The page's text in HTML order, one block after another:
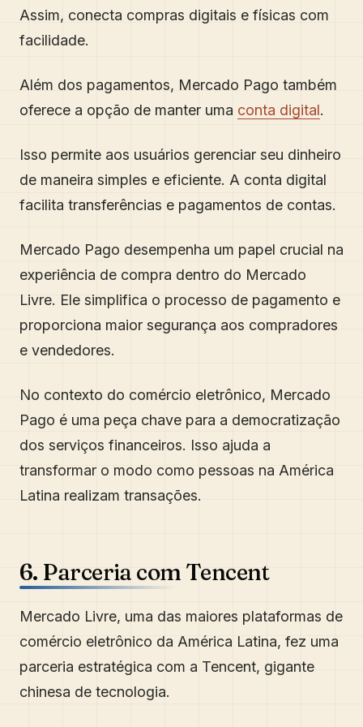
Assim, conecta compras digitais e físicas com
facilidade.
Além dos pagamentos, Mercado Pago também
oferece a opção de manter uma conta digital.
Isso permite aos usuários gerenciar seu dinheiro
de maneira simples e eficiente. A conta digital
facilita transferências e pagamentos de contas.
Mercado Pago desempenha um papel crucial na
experiência de compra dentro do Mercado
Livre. Ele simplifica o processo de pagamento e
proporciona maior segurança aos compradores
e vendedores.
No contexto do comércio eletrônico, Mercado
Pago é uma peça chave para a democratização
dos serviços financeiros. Isso ajuda a
transformar o modo como pessoas na América
Latina realizam transações.
6. Parceria com Tencent
Mercado Livre, uma das maiores plataformas de
comércio eletrônico da América Latina, fez uma
parceria estratégica com a Tencent, gigante
chinesa de tecnologia.